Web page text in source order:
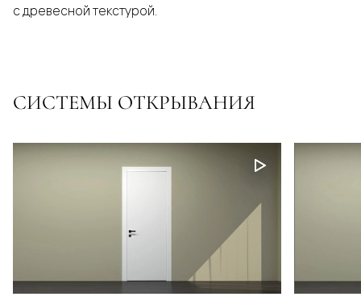
с древесной текстурой.
СИСТЕМЫ ОТКРЫВАНИЯ